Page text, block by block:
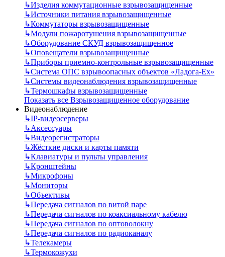
↳Изделия коммутационные взрывозащищенные
↳Источники питания взрывозащищенные
↳Коммутаторы взрывозащищенные
↳Модули пожаротушения взрывозащищенные
↳Оборудование СКУД взрывозащищенное
↳Оповещатели взрывозащищенные
↳Приборы приемно-контрольные взрывозащищенные
↳Система ОПС взрывоопасных объектов «Ладога-Ex»
↳Системы видеонаблюдения взрывозащищенные
↳Термошкафы взрывозащищенные
Показать все Взрывозащищенное оборудование
Видеонаблюдение
↳IP-видеосерверы
↳Аксессуары
↳Видеорегистраторы
↳Жёсткие диски и карты памяти
↳Клавиатуры и пульты управления
↳Кронштейны
↳Микрофоны
↳Мониторы
↳Объективы
↳Передача сигналов по витой паре
↳Передача сигналов по коаксиальному кабелю
↳Передача сигналов по оптоволокну
↳Передача сигналов по радиоканалу
↳Телекамеры
↳Термокожухи